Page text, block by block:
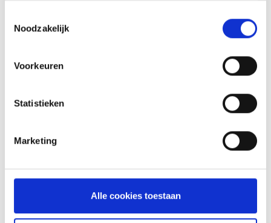
Noodzakelijk
Voorkeuren
Statistieken
Marketing
Alle cookies toestaan
VAN ONZE GRILL MASTERS
MEER INFORMATIE